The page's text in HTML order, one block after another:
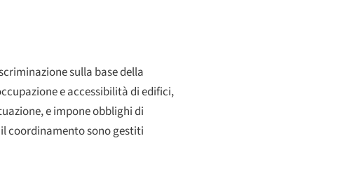
sulla base della
e accessibilità di edifici,
e impone obblighi di
coordinamento sono gestiti